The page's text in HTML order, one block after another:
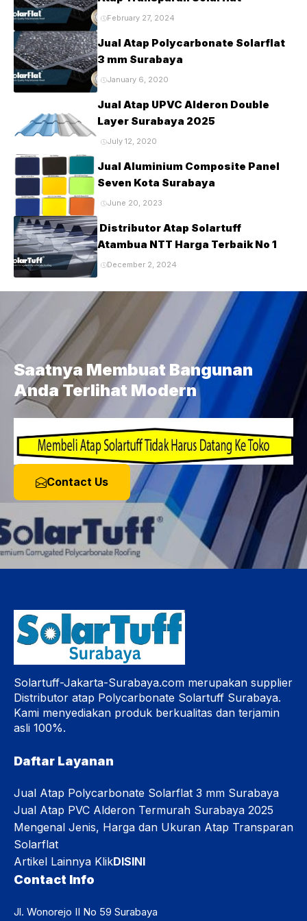
February 27, 2024
Jual Atap Polycarbonate Solarflat
3 mm Surabaya
January 6, 2020
Jual Atap UPVC Alderon Double
Layer Surabaya 2025
July 12, 2020
Jual Aluminium Composite Panel
Seven Kota Surabaya
June 20, 2023
Distributor Atap Solartuff
Atambua NTT Harga Terbaik No 1
December 2, 2024
Saatnya Membuat Bangunan
Anda Terlihat Modern
Contact Us
Solartuff-Jakarta-Surabaya.com merupakan supplier
Distributor atap Polycarbonate Solartuff Surabaya.
Kami menyediakan produk berkualitas dan terjamin
asli 100%.
Daftar Layanan
Jual Atap Polycarbonate Solarflat 3 mm Surabaya
Jual Atap PVC Alderon Termurah Surabaya 2025
Mengenal Jenis, Harga dan Ukuran Atap Transparan
Solarflat
Artikel Lainnya KlikDISINI
Contact Info
Jl. Wonorejo II No 59 Surabaya